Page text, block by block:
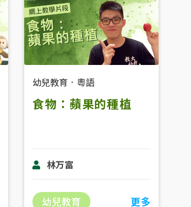
幼兒教育 ． 粵語
食物：蘋果的種植
林万富
幼兒教育 更多